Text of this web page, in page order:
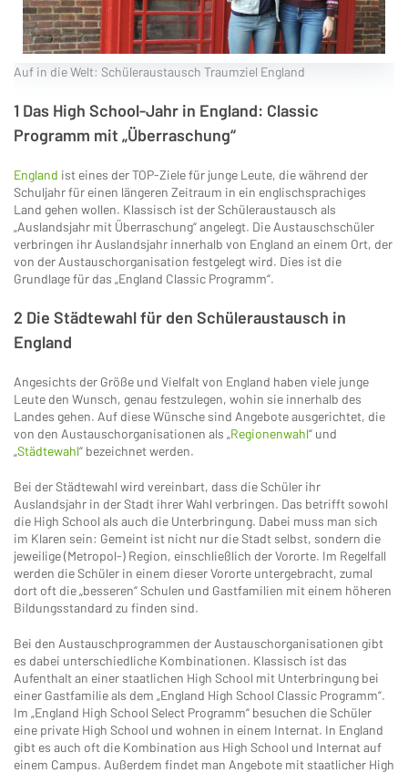
Auf in die Welt: Schüleraustausch Traumziel England
1 Das High School-Jahr in England: Classic
Programm mit „Überraschung“
England ist eines der TOP-Ziele für junge Leute, die während der
Schuljahr für einen längeren Zeitraum in ein englischsprachiges
Land gehen wollen. Klassisch ist der Schüleraustausch als
„Auslandsjahr mit Überraschung“ angelegt. Die Austauschschüler
verbringen ihr Auslandsjahr innerhalb von England an einem Ort, der
von der Austauschorganisation festgelegt wird. Dies ist die
Grundlage für das „England Classic Programm“.
2 Die Städtewahl für den Schüleraustausch in
England
Angesichts der Größe und Vielfalt von England haben viele junge
Leute den Wunsch, genau festzulegen, wohin sie innerhalb des
Landes gehen. Auf diese Wünsche sind Angebote ausgerichtet, die
von den Austauschorganisationen als „Regionenwahl“ und
„Städtewahl“ bezeichnet werden.
Bei der Städtewahl wird vereinbart, dass die Schüler ihr
Auslandsjahr in der Stadt ihrer Wahl verbringen. Das betrifft sowohl
die High School als auch die Unterbringung. Dabei muss man sich
im Klaren sein: Gemeint ist nicht nur die Stadt selbst, sondern die
jeweilige (Metropol-) Region, einschließlich der Vororte. Im Regelfall
werden die Schüler in einem dieser Vororte untergebracht, zumal
dort oft die „besseren“ Schulen und Gastfamilien mit einem höheren
Bildungsstandard zu finden sind.
Bei den Austauschprogrammen der Austauschorganisationen gibt
es dabei unterschiedliche Kombinationen. Klassisch ist das
Aufenthalt an einer staatlichen High School mit Unterbringung bei
einer Gastfamilie als dem „England High School Classic Programm“.
Im „England High School Select Programm“ besuchen die Schüler
eine private High School und wohnen in einem Internat. In England
gibt es auch oft die Kombination aus High School und Internat auf
einem Campus. Außerdem findet man Angebote mit staatlicher High